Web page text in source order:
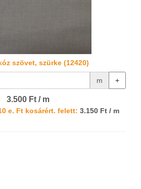
szövet, szürke (12420)
m +
3.500 Ft / m
e. Ft kosárért. felett: 3.150 Ft / m